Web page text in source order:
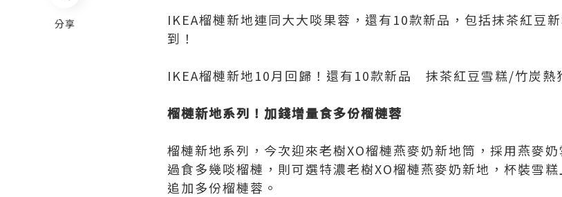
IKEA榴槤新地連同大大啖果蓉，還有10款新品，包括抹茶紅豆
到！
IKEA榴槤新地10月回歸！還有10款新品 抹茶紅豆雪糕/竹炭熱
榴槤新地系列！加錢增量食多份榴槤蓉
榴槤新地系列，今次迎來老樹XO榴槤燕麥奶新地筒，採用燕麥
過食多幾啖榴槤，則可選特濃老樹XO榴槤燕麥奶新地，杯裝雪
追加多份榴槤蓉。
分享